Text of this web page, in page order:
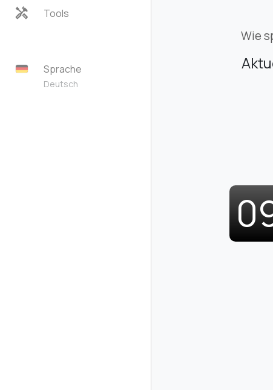
handyman Tools
Sprache
Deutsch
Wie